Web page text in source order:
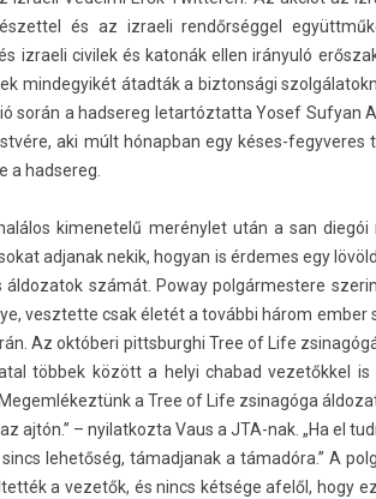
és az iz­raeli rendőrséggel
iz­raeli civilek és katonák ellen irányuló
min­degyikét átadták a bi­zton­sági
során a had­sereg letar­tóztat­ta Yosef Suf­yan
aki múlt hónap­ban egy késes-fegyveres
a had­sereg.
kimenetelű merénylet után a san
ad­janak nekik, hogyan is érdemes egy
számát. Poway pol­gármes­tere
vesztet­te csak életét a további három
Az októberi pittsburghi Tree of Life
többek között a helyi chabad vezetőkkel
a Tree of Life zsinagóga
ajtón.” – nyilat­kozta Vaus a JTA-nak. „Ha el
lehetőség, támad­janak a támadóra.” A
a vezetők, és nincs kétsége afelől, hogy